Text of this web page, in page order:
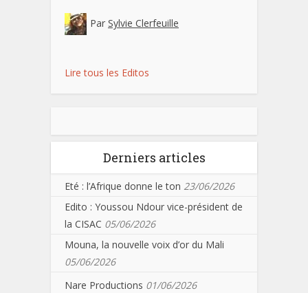
Par Sylvie Clerfeuille
Lire tous les Editos
Derniers articles
Eté : l’Afrique donne le ton 23/06/2026
Edito : Youssou Ndour vice-président de
la CISAC 05/06/2026
Mouna, la nouvelle voix d’or du Mali
05/06/2026
Nare Productions 01/06/2026